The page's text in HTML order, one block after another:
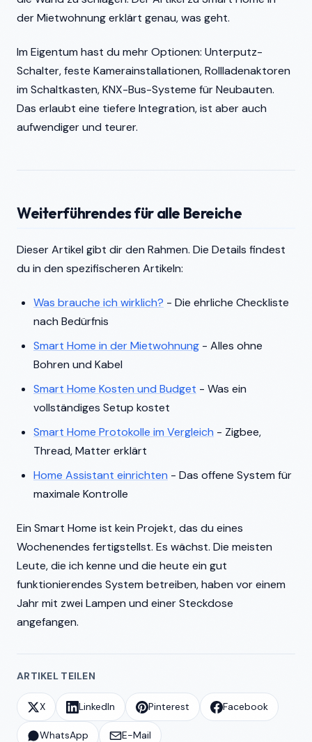
der Mietwohnung erklärt genau, was geht.
Im Eigentum hast du mehr Optionen: Unterputz-
Schalter, feste Kamerainstallationen, Rollladenaktoren
im Schaltkasten, KNX-Bus-Systeme für Neubauten.
Das erlaubt eine tiefere Integration, ist aber auch
aufwendiger und teurer.
Weiterführendes für alle Bereiche
Dieser Artikel gibt dir den Rahmen. Die Details findest
du in den spezifischeren Artikeln:
Was brauche ich wirklich? - Die ehrliche Checkliste
nach Bedürfnis
Smart Home in der Mietwohnung - Alles ohne
Bohren und Kabel
Smart Home Kosten und Budget - Was ein
vollständiges Setup kostet
Smart Home Protokolle im Vergleich - Zigbee,
Thread, Matter erklärt
Home Assistant einrichten - Das offene System für
maximale Kontrolle
Ein Smart Home ist kein Projekt, das du eines
Wochenendes fertigstellst. Es wächst. Die meisten
Leute, die ich kenne und die heute ein gut
funktionierendes System betreiben, haben vor einem
Jahr mit zwei Lampen und einer Steckdose
angefangen.
ARTIKEL TEILEN
X LinkedIn Pinterest Facebook
WhatsApp E-Mail